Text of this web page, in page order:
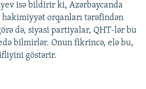
isə bildirir ki, Azərbaycanda
orqanları tərəfindən
də, siyasi partiyalar, QHT-lər bu
bilmirlər. Onun fikrincə, elə bu,
göstərir.